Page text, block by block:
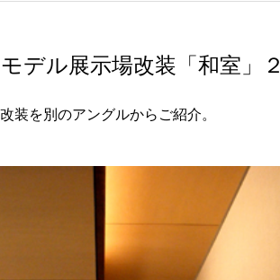
デル展示場改装「和室」２
装を別のアングルからご紹介。